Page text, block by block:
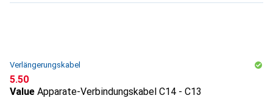
Verlängerungskabel
CHF
5.50
Value Apparate-Verbindungskabel C14 - C13